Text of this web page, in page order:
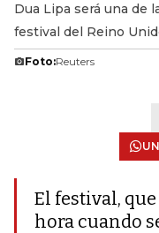
Dua Lipa será una de
festival del Reino
Foto:Reuters
El festival,
hora cuando